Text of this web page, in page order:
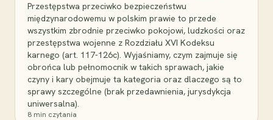
Przestępstwa przeciwko bezpieczeństwu
międzynarodowemu w polskim prawie to przede
wszystkim zbrodnie przeciwko pokojowi, ludzkości oraz
przestępstwa wojenne z Rozdziału XVI Kodeksu
karnego (art. 117-126c). Wyjaśniamy, czym zajmuje się
obrońca lub pełnomocnik w takich sprawach, jakie
czyny i kary obejmuje ta kategoria oraz dlaczego są to
sprawy szczególne (brak przedawnienia, jurysdykcja
uniwersalna).
8 min czytania